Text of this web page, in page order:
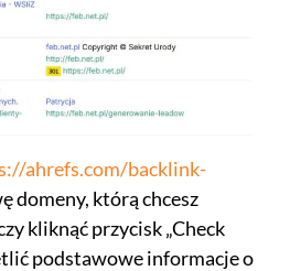
ahrefs.com/backlink-
domeny, którą chcesz
kliknąć przycisk „Check
podstawowe informacje o